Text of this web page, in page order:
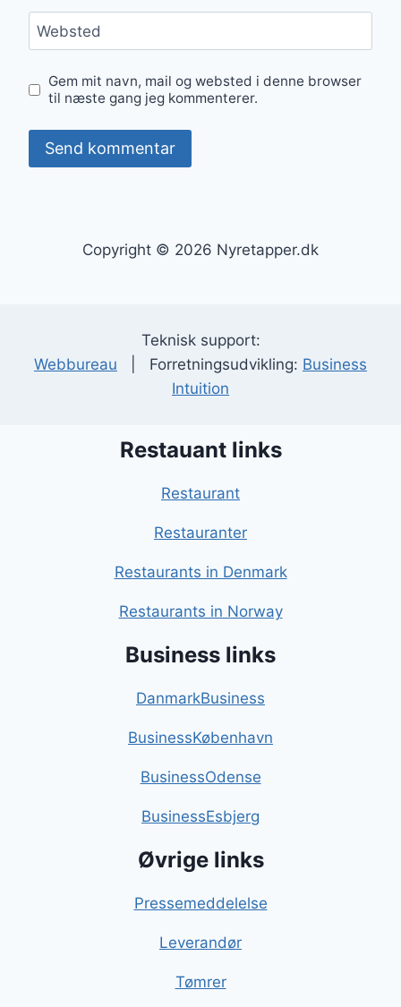
Websted
Gem mit navn, mail og websted i denne browser
til næste gang jeg kommenterer.
Copyright © 2026 Nyretapper.dk
Teknisk support:
Webbureau | Forretningsudvikling: Business
Intuition
Restauant links
Restaurant
Restauranter
Restaurants in Denmark
Restaurants in Norway
Business links
DanmarkBusiness
BusinessKøbenhavn
BusinessOdense
BusinessEsbjerg
Øvrige links
Pressemeddelelse
Leverandør
Tømrer